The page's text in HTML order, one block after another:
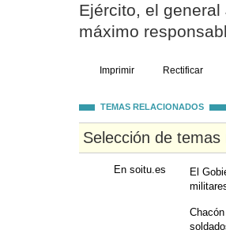
Ejército, el
máximo
Imprimir Rectificar
TEMAS RELACIONADOS
Selección de
En soitu.es
El